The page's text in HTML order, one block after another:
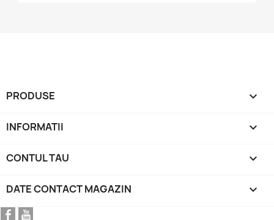
PRODUSE 
INFORMATII 
CONTUL TAU 
DATE CONTACT MAGAZIN keyboard_arrow_down